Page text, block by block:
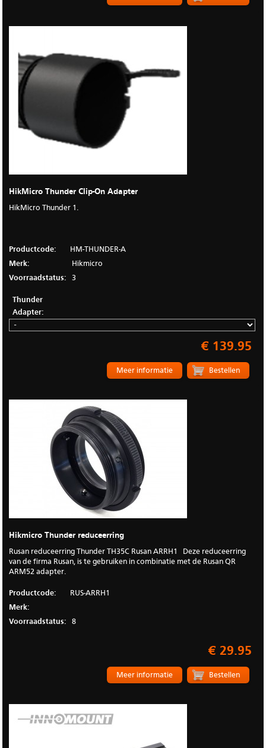
HikMicro Thunder Clip-On Adapter
HikMicro Thunder 1.
Productcode:
HM-THUNDER-A
Merk:
Hikmicro
Voorraadstatus:
3
Thunder
Adapter:
€ 139.95
Meer informatie
Hikmicro Thunder reduceerring
Rusan reduceerring Thunder TH35C Rusan ARRH1 Deze reduceerring
van de firma Rusan, is te gebruiken in combinatie met de Rusan QR
ARM52 adapter.
Productcode:
RUS-ARRH1
Merk:
Voorraadstatus:
8
€ 29.95
Meer informatie